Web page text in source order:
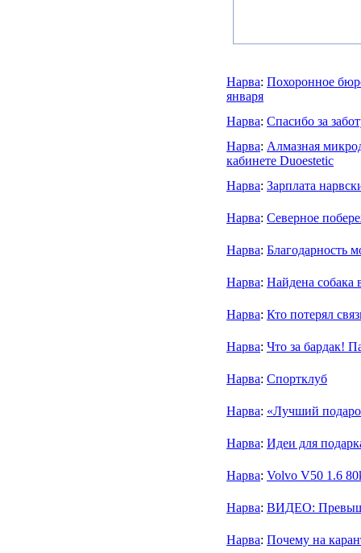
Нарва: Похоронное
января
Нарва: Спасибо за
Нарва: Алмазная
кабинете Duoestetic
Нарва: Зарплата
Нарва: Северное
Нарва: Благодарность
Нарва: Найдена собака
Нарва: Кто потерял
Нарва: Что за бардак!
Нарва: Спортклуб
Нарва: «Лучший
Нарва: Идеи для
Нарва: Volvo V50 1.6
Нарва: ВИДЕО:
Нарва: Почему на